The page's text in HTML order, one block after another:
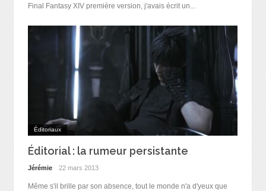
Final Fantasy XIV première version, j'avais écrit un...
Éditoriaux
Éditorial : la rumeur persistante
Jérémie 22 mars 2013
Même s'il brille par son absence, tout le monde n'a d'yeux que